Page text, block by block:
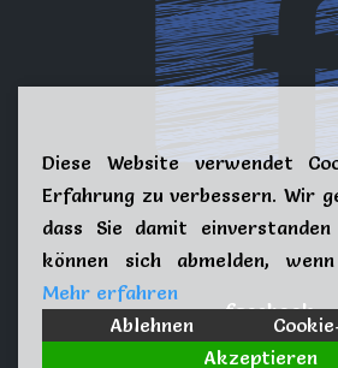
facebook
Diese Website verwendet
Erfahrung zu verbessern. Wir
dass Sie damit
können sich abmelden,
Mehr erfahren
Ablehnen
Akzeptieren